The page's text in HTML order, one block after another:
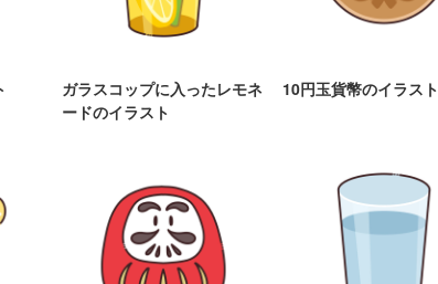
ガラスコップに入ったレモネ
ードのイラスト
10円玉貨幣のイラスト